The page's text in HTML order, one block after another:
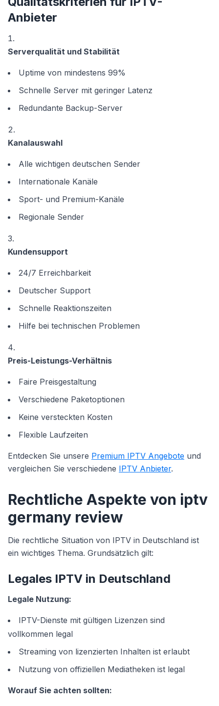
Anbieter
Serverqualität und Stabilität
Uptime von mindestens 99%
Schnelle Server mit geringer Latenz
Redundante Backup-Server
Kanalauswahl
Alle wichtigen deutschen Sender
Internationale Kanäle
Sport- und Premium-Kanäle
Regionale Sender
Kundensupport
24/7 Erreichbarkeit
Deutscher Support
Schnelle Reaktionszeiten
Hilfe bei technischen Problemen
Preis-Leistungs-Verhältnis
Faire Preisgestaltung
Verschiedene Paketoptionen
Keine versteckten Kosten
Flexible Laufzeiten
Entdecken Sie unsere Premium IPTV Angebote und
vergleichen Sie verschiedene IPTV Anbieter.
Rechtliche Aspekte von iptv
germany review
Die rechtliche Situation von IPTV in Deutschland ist
ein wichtiges Thema. Grundsätzlich gilt:
Legales IPTV in Deutschland
Legale Nutzung:
IPTV-Dienste mit gültigen Lizenzen sind
vollkommen legal
Streaming von lizenzierten Inhalten ist erlaubt
Nutzung von offiziellen Mediatheken ist legal
Worauf Sie achten sollten: